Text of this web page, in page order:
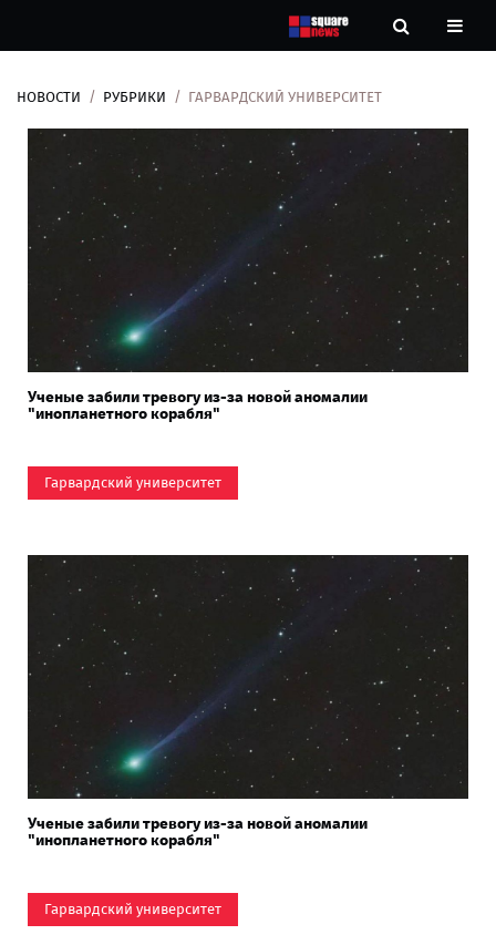
Рубрики
Контакты
НОВОСТИ РУБРИКИ ГАРВАРДСКИЙ УНИВЕРСИТЕТ
Ученые забили тревогу из-за новой аномалии
"инопланетного корабля"
Гарвардский университет
Ученые забили тревогу из-за новой аномалии
"инопланетного корабля"
Гарвардский университет